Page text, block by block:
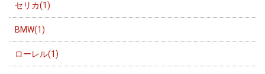
セリカ(1)
BMW(1)
ローレル(1)